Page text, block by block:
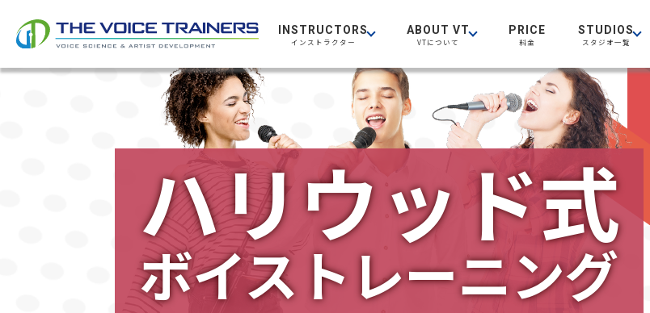
INSTRUCTORS
インストラクター
ABOUT VT
VTについて
PRICE
料金
STUDIOS
スタジオ一覧
ハリウッド式
ボイストレーニング